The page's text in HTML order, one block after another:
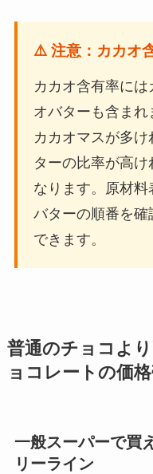
⚠️ 注意：カカオ
カカオ含有率に
オバターも含まれ
カカオマスが多
ターの比率が高
なります。原材
バターの順番を確
できます。
普通のチョコよ
ョコレートの価
一般スーパーで買
リーライン